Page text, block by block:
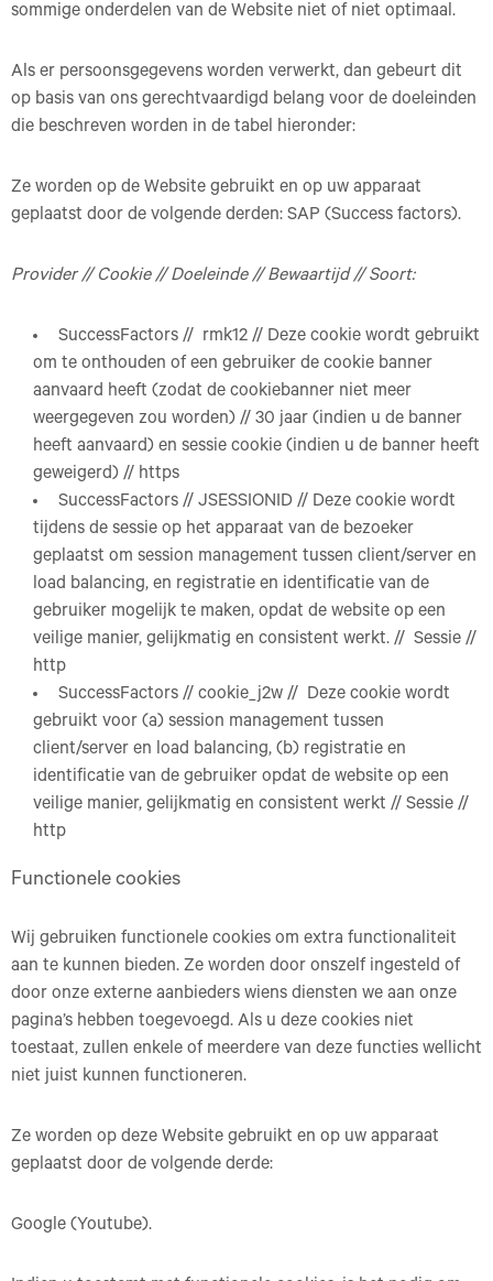
sommige onderdelen van de Website niet of niet optimaal.
Als er persoonsgegevens worden verwerkt, dan gebeurt dit
op basis van ons gerechtvaardigd belang voor de doeleinden
die beschreven worden in de tabel hieronder:
Ze worden op de Website gebruikt en op uw apparaat
geplaatst door de volgende derden: SAP (Success factors).
Provider // Cookie // Doeleinde // Bewaartijd // Soort:
SuccessFactors // rmk12 // Deze cookie wordt gebruikt
om te onthouden of een gebruiker de cookie banner
aanvaard heeft (zodat de cookiebanner niet meer
weergegeven zou worden) // 30 jaar (indien u de banner
heeft aanvaard) en sessie cookie (indien u de banner heeft
geweigerd) // https
SuccessFactors // JSESSIONID // Deze cookie wordt
tijdens de sessie op het apparaat van de bezoeker
geplaatst om session management tussen client/server en
load balancing, en registratie en identificatie van de
gebruiker mogelijk te maken, opdat de website op een
veilige manier, gelijkmatig en consistent werkt. // Sessie //
http
SuccessFactors // cookie_j2w // Deze cookie wordt
gebruikt voor (a) session management tussen
client/server en load balancing, (b) registratie en
identificatie van de gebruiker opdat de website op een
veilige manier, gelijkmatig en consistent werkt // Sessie //
http
Functionele cookies
Wij gebruiken functionele cookies om extra functionaliteit
aan te kunnen bieden. Ze worden door onszelf ingesteld of
door onze externe aanbieders wiens diensten we aan onze
pagina’s hebben toegevoegd. Als u deze cookies niet
toestaat, zullen enkele of meerdere van deze functies wellicht
niet juist kunnen functioneren.
Ze worden op deze Website gebruikt en op uw apparaat
geplaatst door de volgende derde:
Google (Youtube).